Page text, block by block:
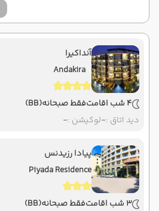
آنداکیرا
Andakira
4 شب اقامت فقط صبحانه(BB)
دید اتاق :-لوکیشن :-
پیادا رزیدنس
Piyada Residence
3 شب اقامت فقط صبحانه(BB)